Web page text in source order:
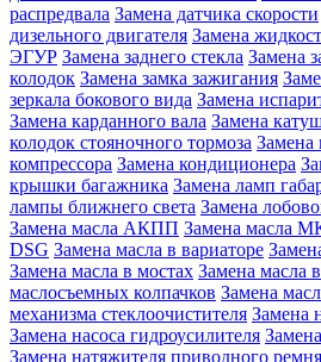
распредвала Замена датчика скорости
дизельного двигателя Замена
ЭГУР Замена заднего стекла Замена
колодок Замена замка зажигания
зеркала бокового вида Замена
Замена карданного вала Замена
колодок стояночного тормоза Замена
компрессора Замена кондиционера
крышки багажника Замена ламп
лампы ближнего света Замена
Замена масла АКПП Замена масла
DSG Замена масла в вариаторе
Замена масла в мостах Замена масла
маслосъемных колпачков Замена
механизма стеклоочистителя Замена
Замена насоса гидроусилителя
Замена натяжителя приводного ремня